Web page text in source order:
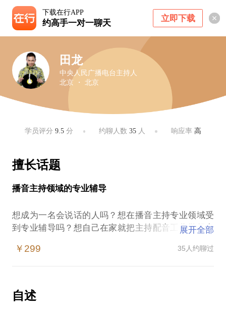
下载在行APP
约高手一对一聊天 立即下载
田龙
中央人民广播电台主持人
北京 ・ 北京
学员评分9.5 分 约聊人数 35人 响应率 高
擅长话题
播音主持领域的专业辅导
想成为一名会说话的人吗？想在播音主持专业领域受
到专业辅导吗？想自己在家就把主持配音工作做得出
对发声方面的规范、提高，我可是国家级测试员哦，
想成为一名优秀的播音员主持人，找不到捷径
想自己做节目，不知道从何做起
展开全部
￥299 35人约聊过
自述